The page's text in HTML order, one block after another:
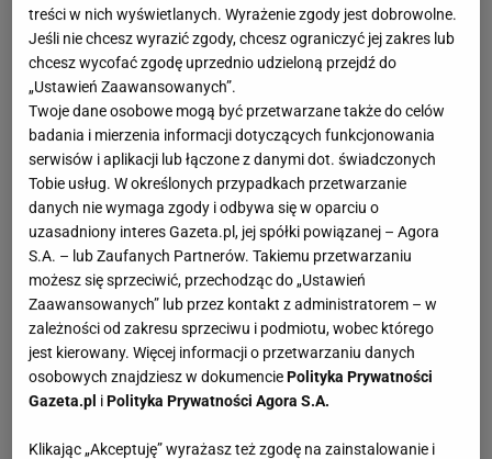
treści w nich wyświetlanych. Wyrażenie zgody jest dobrowolne.
Jeśli nie chcesz wyrazić zgody, chcesz ograniczyć jej zakres lub
chcesz wycofać zgodę uprzednio udzieloną przejdź do
„Ustawień Zaawansowanych”.
Twoje dane osobowe mogą być przetwarzane także do celów
badania i mierzenia informacji dotyczących funkcjonowania
serwisów i aplikacji lub łączone z danymi dot. świadczonych
Tobie usług. W określonych przypadkach przetwarzanie
danych nie wymaga zgody i odbywa się w oparciu o
uzasadniony interes Gazeta.pl, jej spółki powiązanej – Agora
S.A. – lub Zaufanych Partnerów. Takiemu przetwarzaniu
możesz się sprzeciwić, przechodząc do „Ustawień
Zaawansowanych” lub przez kontakt z administratorem – w
zależności od zakresu sprzeciwu i podmiotu, wobec którego
jest kierowany. Więcej informacji o przetwarzaniu danych
osobowych znajdziesz w dokumenciePolityka Prywatności
Gazeta.pl iPolityka Prywatności Agora S.A.
Klikając „Akceptuję” wyrażasz też zgodę na zainstalowanie i